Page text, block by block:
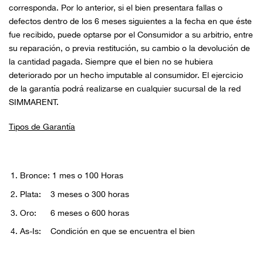
corresponda. Por lo anterior, si el bien presentara fallas o
defectos dentro de los 6 meses siguientes a la fecha en que éste
fue recibido, puede optarse por el Consumidor a su arbitrio, entre
su reparación, o previa restitución, su cambio o la devolución de
la cantidad pagada. Siempre que el bien no se hubiera
deteriorado por un hecho imputable al consumidor. El ejercicio
de la garantía podrá realizarse en cualquier sucursal de la red
SIMMARENT.
Tipos de Garantía
Bronce: 1 mes o 100 Horas
Plata: 3 meses o 300 horas
Oro: 6 meses o 600 horas
As-Is: Condición en que se encuentra el bien